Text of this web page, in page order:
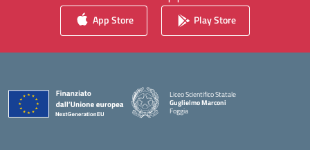
App Store Play Store
Liceo Scientifico Statale
Guglielmo Marconi
Foggia
— Visita la pagina iniziale della scuola